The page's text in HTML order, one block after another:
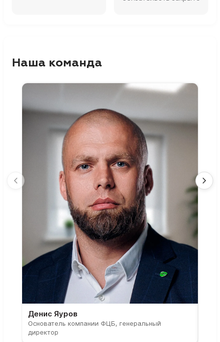
Наша команда
Денис Яуров
Основатель компании ФЦБ, генеральный
директор